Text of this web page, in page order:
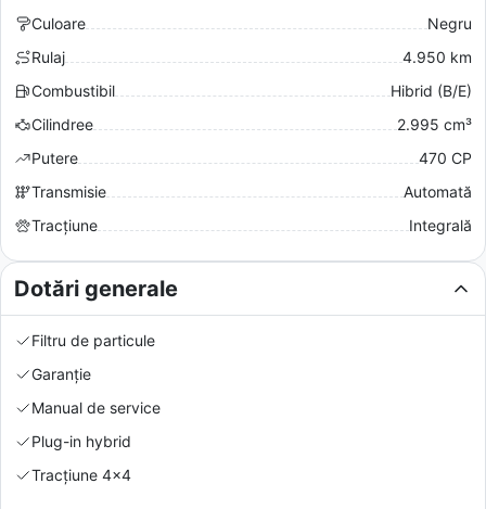
Culoare
Negru
Rulaj
4.950 km
Combustibil
Hibrid (B/E)
Cilindree
2.995 cm³
Putere
470 CP
Transmisie
Automată
Tracțiune
Integrală
Dotări generale
Filtru de particule
Garanție
Manual de service
Plug-in hybrid
Tracțiune 4x4